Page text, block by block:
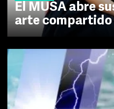
El MUSA abre
arte compartido